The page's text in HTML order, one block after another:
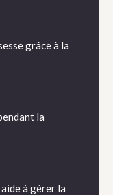
grâce à la
la
à gérer la